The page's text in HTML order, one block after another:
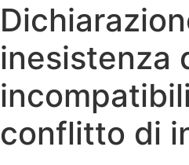
inesistenza
conflitto di